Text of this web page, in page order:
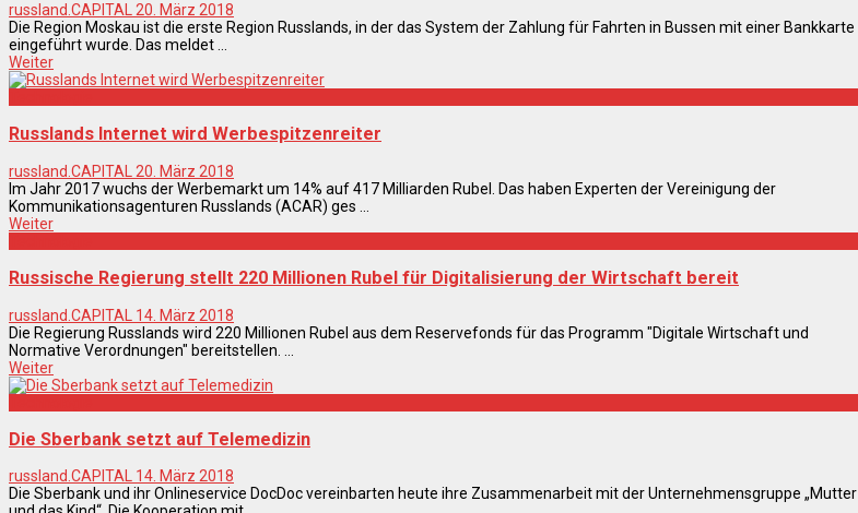
russland.CAPITAL
20. März 2018
Die Region Moskau ist die erste Region Russlands, in der das System der Zahlung für Fahrten in Bussen mit einer Bankkarte
eingeführt wurde. Das meldet ...
Weiter
Russlands Internet wird Werbespitzenreiter
russland.CAPITAL
20. März 2018
Im Jahr 2017 wuchs der Werbemarkt um 14% auf 417 Milliarden Rubel. Das haben Experten der Vereinigung der
Kommunikationsagenturen Russlands (ACAR) ges ...
Weiter
Russische Regierung stellt 220 Millionen Rubel für Digitalisierung der Wirtschaft bereit
russland.CAPITAL 14. März 2018
Die Regierung Russlands wird 220 Millionen Rubel aus dem Reservefonds für das Programm "Digitale Wirtschaft und
Normative Verordnungen" bereitstellen. ...
Weiter
Die Sberbank setzt auf Telemedizin
russland.CAPITAL 14. März 2018
Die Sberbank und ihr Onlineservice DocDoc vereinbarten heute ihre Zusammenarbeit mit der Unternehmensgruppe „Mutter